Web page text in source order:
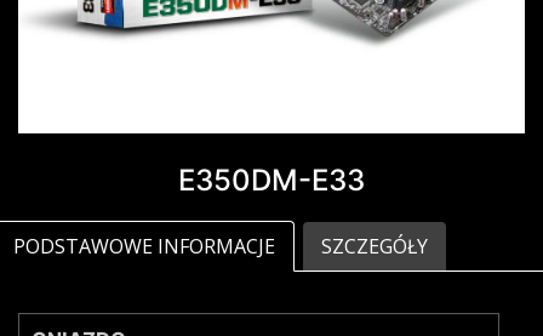
E350DM-E33
PODSTAWOWE INFORMACJE SZCZEGÓŁY